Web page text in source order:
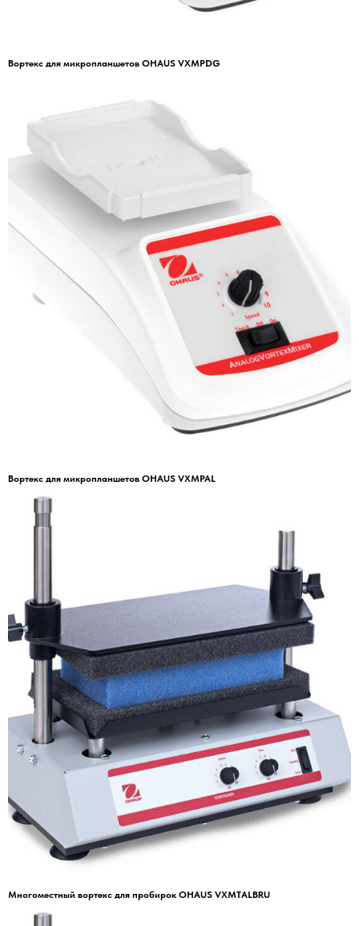
Вортекс для микропланшетов OHAUS VXMPDG
Вортекс для микропланшетов OHAUS VXMPAL
Многоместный вортекс для пробирок OHAUS VXMTALBRU